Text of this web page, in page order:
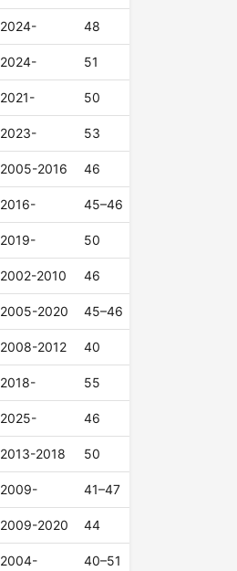
2024- 48
2024- 51
2021- 50
2023- 53
2005-2016 46
2016- 45–46
2019- 50
2002-2010 46
2005-2020 45–46
2008-2012 40
2018- 55
2025- 46
2013-2018 50
2009- 41–47
2009-2020 44
2004- 40–51